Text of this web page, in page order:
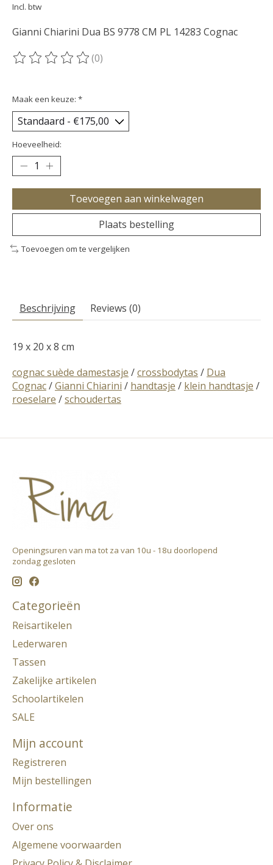
Incl. btw
Gianni Chiarini Dua BS 9778 CM PL 14283 Cognac
De beoordeling van dit product is
(0)
Maak een keuze: *
Hoeveelheid:
Toevoegen aan winkelwagen
Plaats bestelling
Toevoegen om te vergelijken
Beschrijving Reviews (0)
19 x 20 x 8 cm
cognac suède damestasje /crossbodytas / Dua
Cognac/Gianni Chiarini / handtasje / klein handtasje /
roeselare /schoudertas
Openingsuren van ma tot za van 10u - 18u doorlopend ​
zondag gesloten
Categorieën
Reisartikelen
Lederwaren
Tassen
Zakelijke artikelen
Schoolartikelen
SALE
Mijn account
Registreren
Mijn bestellingen
Informatie
Over ons
Algemene voorwaarden